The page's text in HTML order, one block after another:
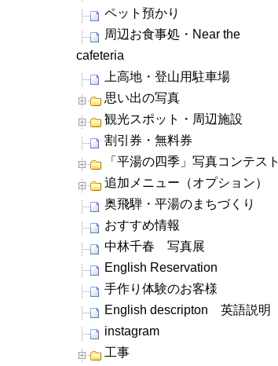
ペット預かり
周辺お食事処・Near the
cafeteria
上高地・登山用駐車場
思い出の写真
観光スポット・周辺施設
割引券・無料券
「平湯の四季」写真コンテスト
追加メニュー（オプション）
奥飛騨・平湯のまちづくり
おすすめ情報
中林千春 写真展
English Reservation
手作り体験のお客様
English descripton 英語説明
instagram
工事